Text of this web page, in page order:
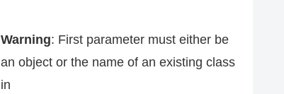
Warning: First parameter must either be
an object or the name of an existing class
in